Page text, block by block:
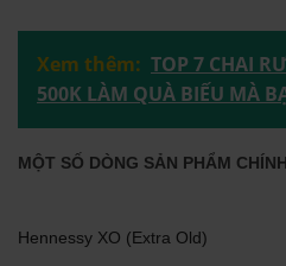
Xem thêm: TOP 7 CHAI
500K LÀM QUÀ BIẾU MÀ
MỘT SỐ DÒNG SẢN PHẨM
Hennessy XO (Extra Old)